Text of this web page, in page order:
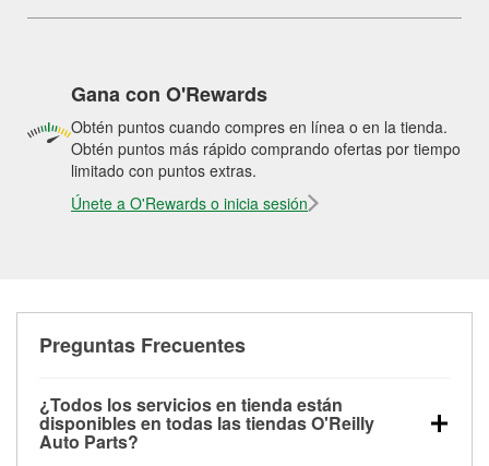
Gana con O'Rewards
Obtén puntos cuando compres en línea o en la tienda.
Obtén puntos más rápido comprando ofertas por tiempo
limitado con puntos extras.
Únete a O'Rewards o inicia sesión
Preguntas Frecuentes
¿Todos los servicios en tienda están
disponibles en todas las tiendas O'Reilly
Auto Parts?